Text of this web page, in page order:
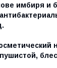
имбиря и